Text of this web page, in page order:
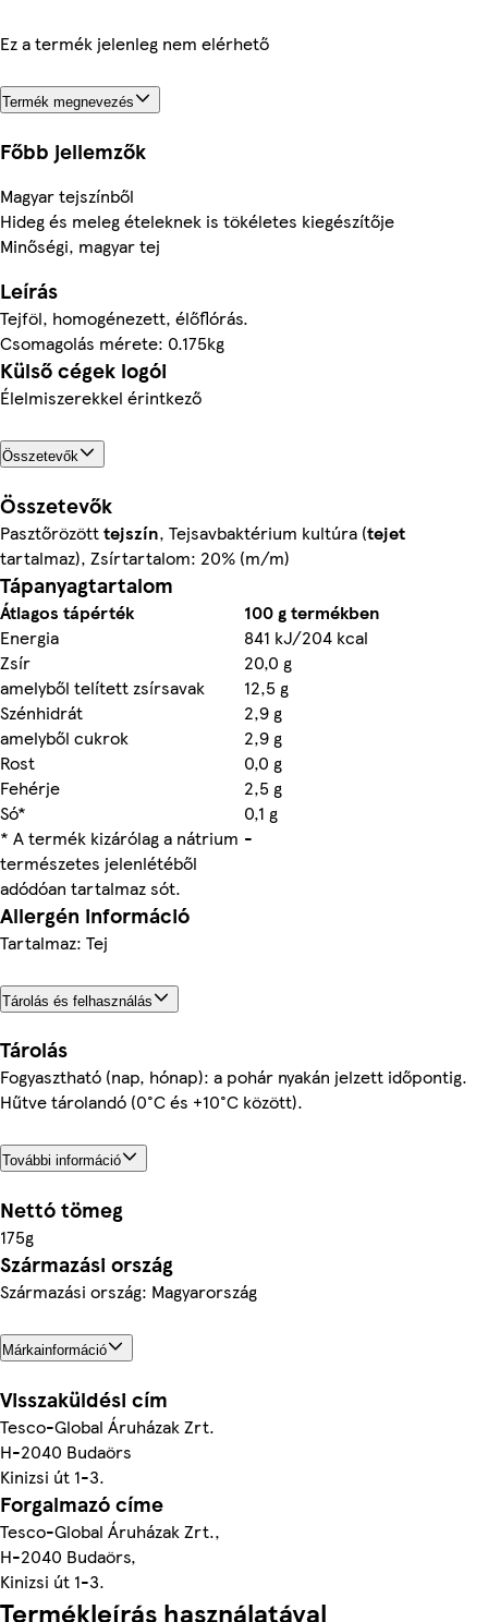
Ez a termék jelenleg nem elérhető
Termék megnevezés
Főbb jellemzők
Magyar tejszínből
Hideg és meleg ételeknek is tökéletes kiegészítője
Minőségi, magyar tej
Leírás
Tejföl, homogénezett, élőflórás.
Csomagolás mérete: 0.175kg
Külső cégek logói
Élelmiszerekkel érintkező
Összetevők
Összetevők
Pasztőrözötttejszín, Tejsavbaktérium kultúra (tejet
tartalmaz), Zsírtartalom: 20% (m/m)
Tápanyagtartalom
Átlagos tápérték
100 g termékben
Energia
841 kJ/204 kcal
Zsír
20,0 g
amelyből telített zsírsavak
12,5 g
Szénhidrát
2,9 g
amelyből cukrok
2,9 g
Rost
0,0 g
Fehérje
2,5 g
Só*
0,1 g
* A termék kizárólag a nátrium
természetes jelenlétéből
adódóan tartalmaz sót.
-
Allergén információ
Tartalmaz: Tej
Tárolás és felhasználás
Tárolás
Fogyasztható (nap, hónap): a pohár nyakán jelzett időpontig.
Hűtve tárolandó (0°C és +10°C között).
További információ
Nettó tömeg
175g
Származási ország
Származási ország: Magyarország
Márkainformáció
Visszaküldési cím
Tesco-Global Áruházak Zrt.
H-2040 Budaörs
Kinizsi út 1-3.
Forgalmazó címe
Tesco-Global Áruházak Zrt.,
H-2040 Budaörs,
Kinizsi út 1-3.
Termékleírás használatával